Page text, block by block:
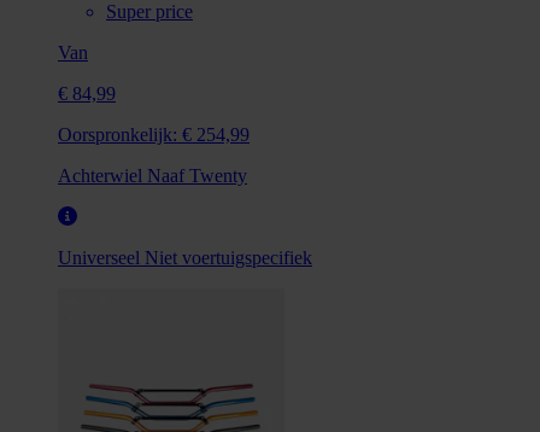
Super price
Van
€ 84,99
Oorspronkelijk: € 254,99
Achterwiel Naaf Twenty
Universeel Niet voertuigspecifiek